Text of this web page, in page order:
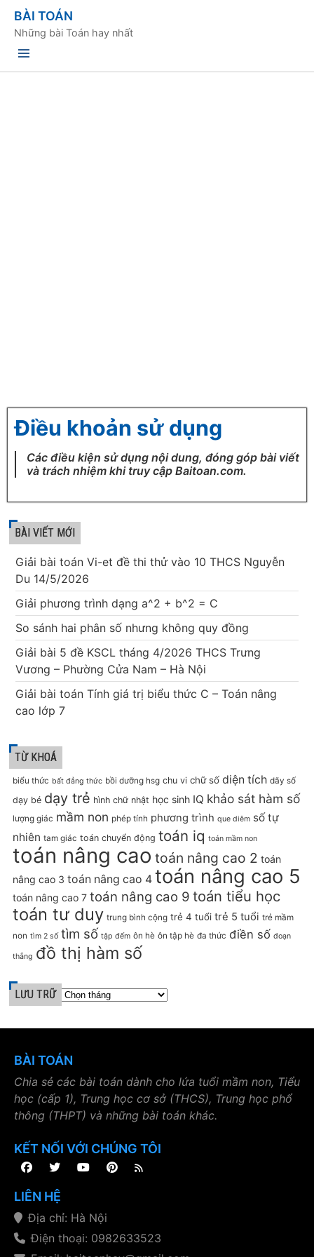
BÀI TOÁN
Những bài Toán hay nhất
Điều khoản sử dụng
Các điều kiện sử dụng nội dung, đóng góp bài viết
và trách nhiệm khi truy cập Baitoan.com.
BÀI VIẾT MỚI
Giải bài toán Vi-et đề thi thử vào 10 THCS Nguyễn
Du 14/5/2026
Giải phương trình dạng a^2 + b^2 = C
So sánh hai phân số nhưng không quy đồng
Giải bài 5 đề KSCL tháng 4/2026 THCS Trưng
Vương – Phường Cửa Nam – Hà Nội
Giải bài toán Tính giá trị biểu thức C – Toán nâng
cao lớp 7
TỪ KHOÁ
biểu thức bất đẳng thức bồi dưỡng hsg chu vi chữ số diện tích dãy số
dạy bé dạy trẻ hình chữ nhật học sinh IQ khảo sát hàm số
lượng giác mầm non phép tính phương trình que diêm số tự
nhiên tam giác toán chuyển động toán iq toán mầm non
toán nâng cao toán nâng cao 2 toán
nâng cao 3 toán nâng cao 4 toán nâng cao 5
toán nâng cao 7 toán nâng cao 9 toán tiểu học
toán tư duy trung bình cộng trẻ 4 tuổi trẻ 5 tuổi trẻ mầm
non tìm 2 số tìm số tập đếm ôn hè ôn tập hè đa thức điền số đoạn
thẳng đồ thị hàm số
LƯU TRỮ
BÀI TOÁN
Chia sẻ các bài toán dành cho lứa tuổi mầm non, Tiểu
học (cấp 1), Trung học cơ sở (THCS), Trung học phổ
thông (THPT) và những bài toán khác.
KẾT NỐI VỚI CHÚNG TÔI
LIÊN HỆ
Địa chỉ: Hà Nội
Điện thoại: 0982633523